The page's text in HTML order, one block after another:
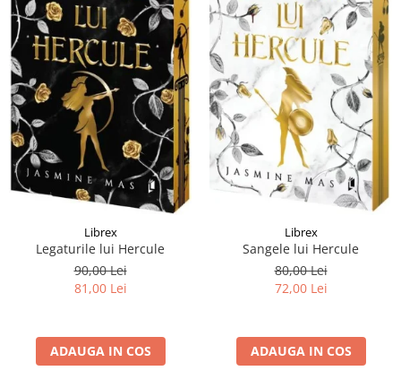
Librex
Legaturile lui Hercule
90,00 Lei
81,00 Lei
ADAUGA IN COS
Librex
Sangele lui Hercule
80,00 Lei
72,00 Lei
ADAUGA IN COS